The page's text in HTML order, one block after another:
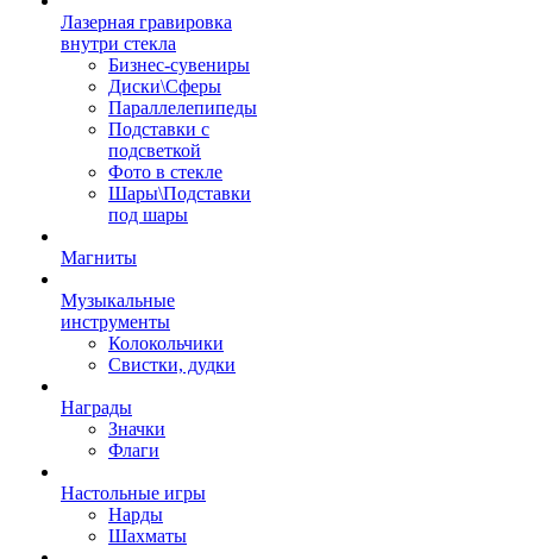
Лазерная гравировка
внутри стекла
Бизнес-сувениры
Диски\Сферы
Параллелепипеды
Подставки с
подсветкой
Фото в стекле
Шары\Подставки
под шары
Магниты
Музыкальные
инструменты
Колокольчики
Свистки, дудки
Награды
Значки
Флаги
Настольные игры
Нарды
Шахматы